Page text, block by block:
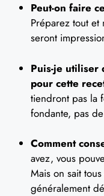
Peut-on faire
Préparez tout et
seront
Puis-je utiliser
pour cette
tiendront pas la
fondante, pas
Comment
avez, vous
Mais on sait
généralement